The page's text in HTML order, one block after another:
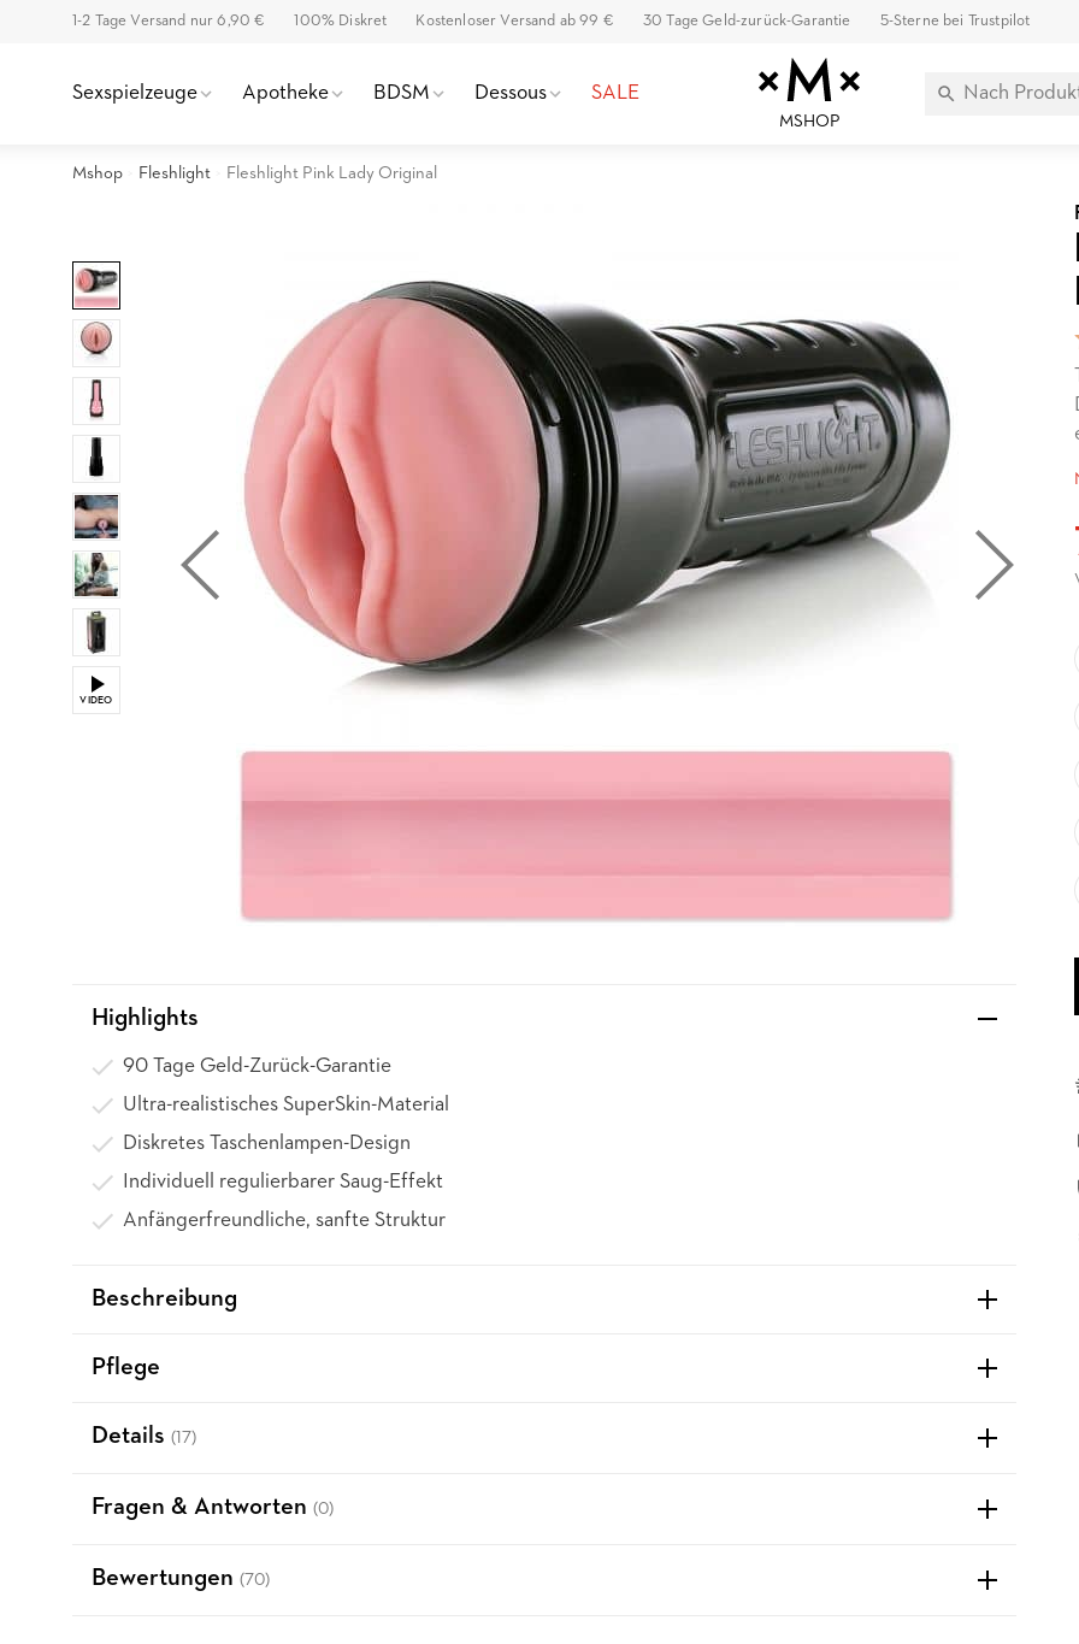
1-2 Tage Versand nur 6,90 € 100% Diskret Kostenloser Versand ab 99 € 30 Tage Geld-zurück-Garantie 5-Sterne bei Trustpilot
Sexspielzeuge Apotheke BDSM Dessous SALE
MSHOP
Mshop Fleshlight Fleshlight Pink Lady Original
VIDEO
Highlights
90 Tage Geld-Zurück-Garantie
Ultra-realistisches SuperSkin-Material
Diskretes Taschenlampen-Design
Individuell regulierbarer Saug-Effekt
Anfängerfreundliche, sanfte Struktur
Beschreibung
Pflege
Details (17)
Fragen & Antworten (0)
Bewertungen (70)